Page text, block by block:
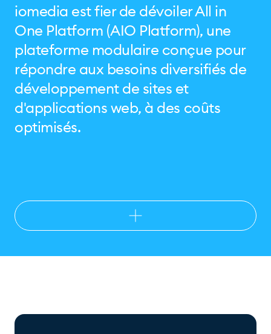
iomedia est fier de dévoiler All in
One Platform (AIO Platform), une
plateforme modulaire conçue pour
répondre aux besoins diversifiés de
développement de sites et
d'applications web, à des coûts
optimisés.